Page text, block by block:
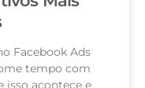
Facebook Ads
tempo com